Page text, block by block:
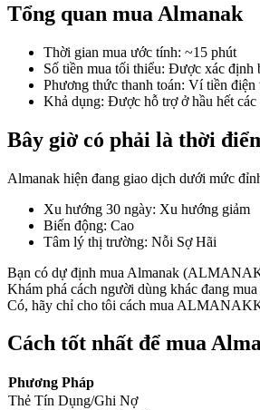
Phái sinh cổ phiếu, ngoại hối, kim
Tổng quan mua Almanak
Thời gian mua ước tính: ~15 phút
Số tiền mua tối thiểu: Được xác định
Phương thức thanh toán: Ví tiền điện
Khả dụng: Được hỗ trợ ở hầu hết
Bây giờ có phải là thời
Almanak hiện đang giao dịch dưới mức
Xu hướng 30 ngày: Xu hướng giảm
Biến động: Cao
Tâm lý thị trường: Nỗi Sợ Hãi
Bạn có dự định mua Almanak
Khám phá cách người dùng khác đang
Có, hãy chỉ cho tôi cách mua ALMANAK
Cách tốt nhất để mua
Phương Pháp
Thẻ Tín Dụng/Ghi Nợ